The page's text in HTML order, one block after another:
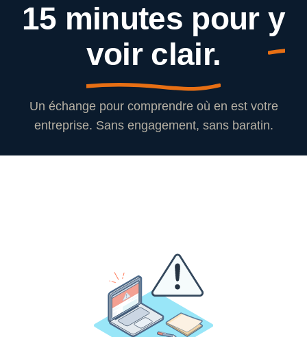
15 minutes pour y
voir clair.
Un échange pour comprendre où en est votre
entreprise. Sans engagement, sans baratin.